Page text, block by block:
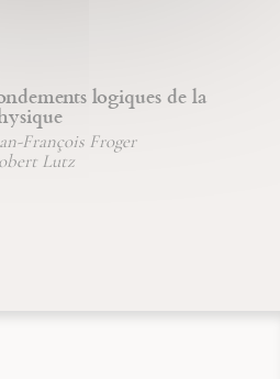
logiques de la
François Froger
Lutz